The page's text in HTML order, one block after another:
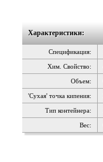
Характеристики:
Спецификация:
Хим. Свойство:
Объем:
'Сухая' точка кипения:
Тип контейнера:
Вес: